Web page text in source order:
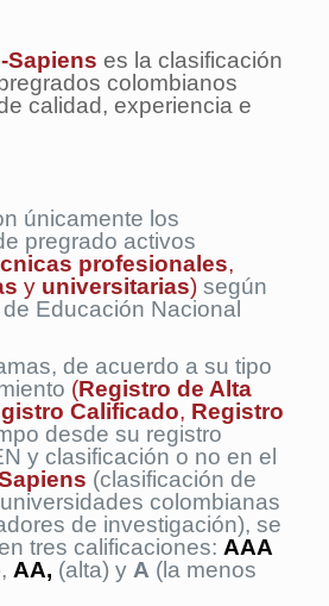
Sapiens es la clasificación
colombianos
calidad, experiencia e
únicamente los
pregrado activos
profesionales,
y universitarias)según
Educación Nacional
de acuerdo a su tipo
(Registro de Alta
Calificado, Registro
desde su registro
y clasificación o no en el
(clasificación de
colombianas
de investigación), se
tres calificaciones: AAA
AA, (alta) y A (la menos